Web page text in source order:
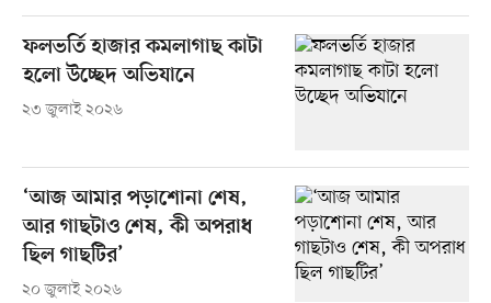
ফলভর্তি হাজার কমলাগাছ কাটা
হলো উচ্ছেদ অভিযানে
২৩ জুলাই ২০২৬
‘আজ আমার পড়াশোনা শেষ,
আর গাছটাও শেষ, কী অপরাধ
ছিল গাছটির’
২০ জুলাই ২০২৬